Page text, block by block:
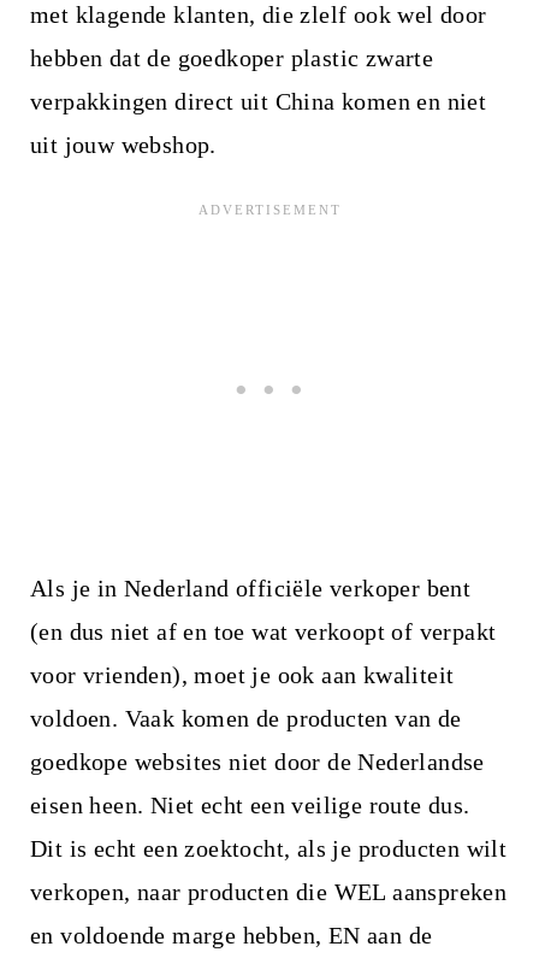
met klagende klanten, die zlelf ook wel door
hebben dat de goedkoper plastic zwarte
verpakkingen direct uit China komen en niet
uit jouw webshop.
Als je in Nederland officiële verkoper bent
(en dus niet af en toe wat verkoopt of verpakt
voor vrienden), moet je ook aan kwaliteit
voldoen. Vaak komen de producten van de
goedkope websites niet door de Nederlandse
eisen heen. Niet echt een veilige route dus.
Dit is echt een zoektocht, als je producten wilt
verkopen, naar producten die WEL aanspreken
en voldoende marge hebben, EN aan de